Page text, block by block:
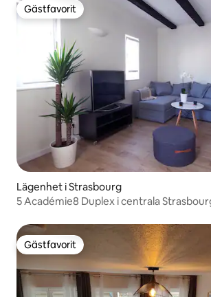
Gästfavorit
Gästfavorit
Lägenhet i Strasbourg
5 Académie8 Duplex i centrala
Gästfavorit
Gästfavorit